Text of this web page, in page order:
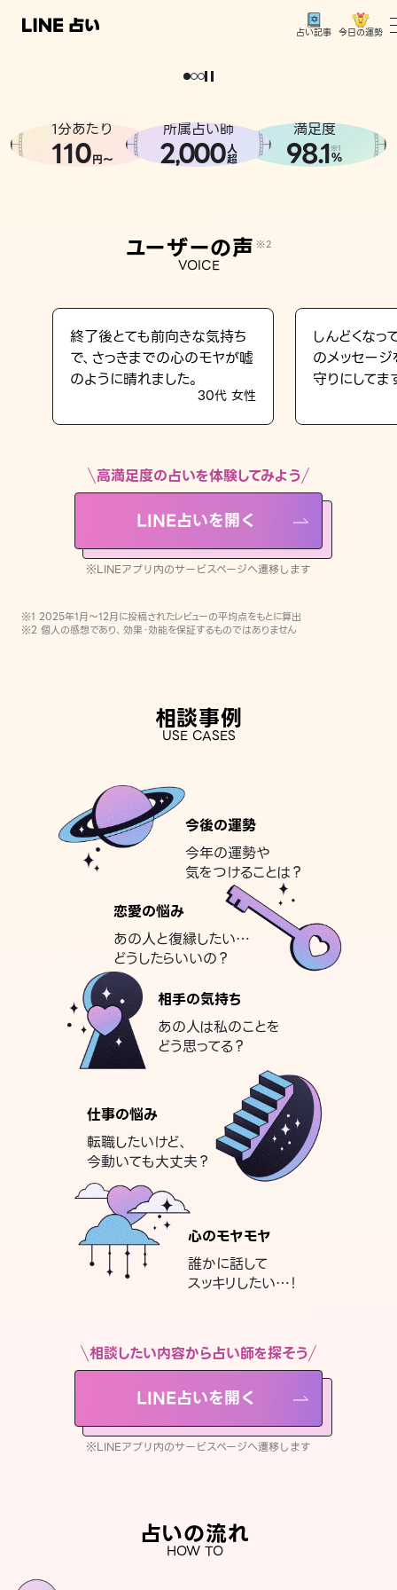
占い記事 今日の運勢
相談事例
LINE占いを開く
※LINEアプリ内のサービスページへ遷移します
どうせなら
。
1分あたり
110円〜
所属占い師
2,000人
超
満足度
98.1※1
%
ユーザーの声 ※2
VOICE
終了後とても前向きな気持ち
で、さっきまでの心のモヤが嘘
のように晴れました。
30代 女性
しんどくなっ
のメッセー
守りにしてま
高満足度の占いを体験してみよう
LINE占いを開く
※LINEアプリ内のサービスページへ遷移します
※1 2025年1月〜12月に投稿されたレビューの平均点をもとに算出
※2 個人の感想であり、効果・効能を保証するものではありません
相談事例
USE CASES
今後の運勢
今年の運勢や
気をつけることは？
恋愛の悩み
あの人と復縁したい…
どうしたらいいの？
相手の気持ち
あの人は私のことを
どう思ってる？
仕事の悩み
転職したいけど、
今動いても大丈夫？
心のモヤモヤ
誰かに話して
スッキリしたい…！
相談したい内容から占い師を探そう
LINE占いを開く
※LINEアプリ内のサービスページへ遷移します
占いの流れ
HOW TO